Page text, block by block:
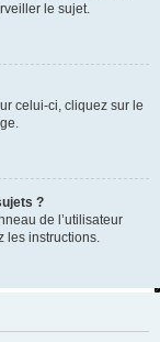
le sujet.
celui-ci, cliquez sur le
?
de l’utilisateur
les instructions.